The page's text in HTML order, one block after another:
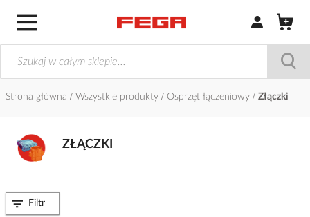
Zaloguj się /
Strona główna Wszystkie produkty Osprzęt łączeniowy Złączki
ZŁĄCZKI
Filtr